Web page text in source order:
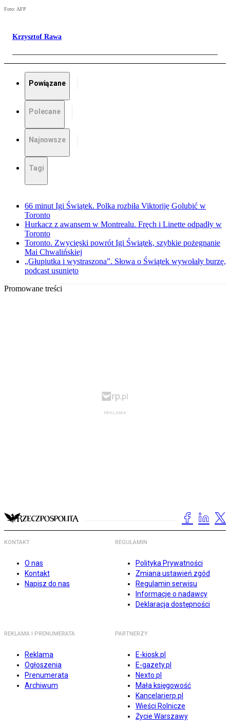
Foto: AFP
Krzysztof Rawa
Powiązane
Polecane
Najnowsze
Tagi
66 minut Igi Świątek. Polka rozbiła Viktoriję Golubić w
Toronto
Hurkacz z awansem w Montrealu. Fręch i Linette odpadły w
Toronto
Toronto. Zwycięski powrót Igi Świątek, szybkie pożegnanie
Mai Chwalińskiej
„Głupiutka i wystraszona”. Słowa o Świątek wywołały burzę,
podcast usunięto
Promowane treści
KONTAKT
O nas
Kontakt
Napisz do nas
REGULAMIN
Polityka Prywatności
Zmiana ustawień zgód
Regulamin serwisu
Informacje o nadawcy
Deklaracja dostępności
REKLAMA I PRENUMERATA
Reklama
Ogłoszenia
Prenumerata
Archiwum
PARTNERZY
E-kiosk.pl
E-gazety.pl
Nexto.pl
Mała księgowość
Kancelarierp.pl
Wieści Rolnicze
Życie Warszawy